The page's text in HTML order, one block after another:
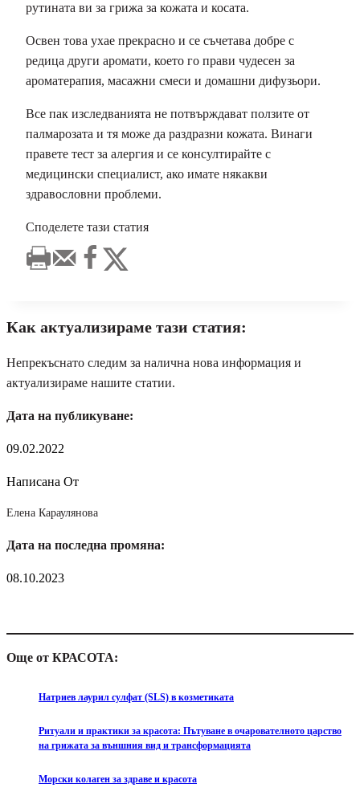
рутината ви за грижа за кожата и косата.
Освен това ухае прекрасно и се съчетава добре с
редица други аромати, което го прави чудесен за
ароматерапия, масажни смеси и домашни дифузьори.
Все пак изследванията не потвърждават ползите от
палмарозата и тя може да раздразни кожата. Винаги
правете тест за алергия и се консултирайте с
медицински специалист, ако имате някакви
здравословни проблеми.
Споделете тази статия
Как актуализираме тази статия:
Непрекъснато следим за налична нова информация и
актуализираме нашите статии.
Дата на публикуване:
09.02.2022
Написана От
Елена Караулянова
Дата на последна промяна:
08.10.2023
Още от КРАСОТА:
Натриев лаурил сулфат (SLS) в козметиката
Ритуали и практики за красота: Пътуване в очарователното царство
на грижата за външния вид и трансформацията
Морски колаген за здраве и красота